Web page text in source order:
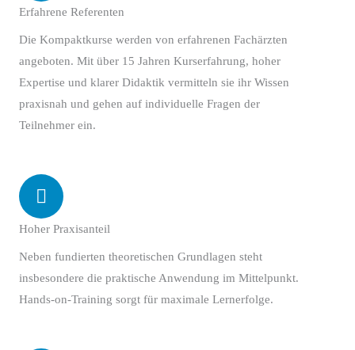
Erfahrene Referenten
Die Kompaktkurse werden von erfahrenen Fachärzten
angeboten. Mit über 15 Jahren Kurserfahrung, hoher
Expertise und klarer Didaktik vermitteln sie ihr Wissen
praxisnah und gehen auf individuelle Fragen der
Teilnehmer ein.
Hoher Praxisanteil
Neben fundierten theoretischen Grundlagen steht
insbesondere die praktische Anwendung im Mittelpunkt.
Hands-on-Training sorgt für maximale Lernerfolge.